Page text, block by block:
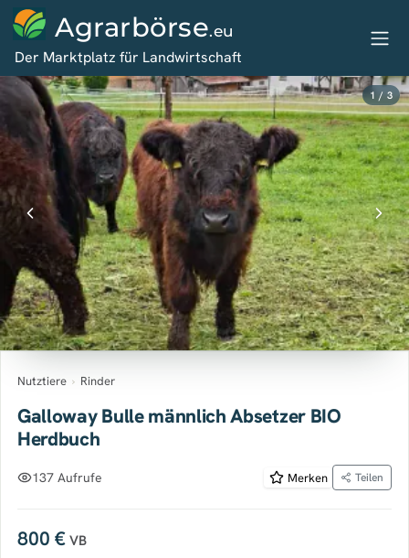
Agrarbörse.eu
Der Marktplatz für Landwirtschaft
1 / 3
Nutztiere › Rinder
Galloway Bulle männlich Absetzer BIO
Herdbuch
137 Aufrufe Merken Teilen
800 € VB